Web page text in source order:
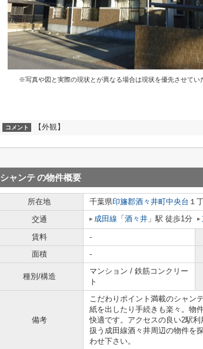
※写真や図と実際の現状とが異なる場合は現状を優先させてい
コメント 【外観】
シャンテの物件概要
所在地 千葉県印旛郡酒々井町中央台 １
交通
成田線 「 酒々井 」駅 徒歩1分
賃料 -
面積
-
種別/構造
マンション / 鉄筋コンクリー
ト
備考
こだわりポイント満載のシャン
紙を出したり手続きも楽々。物
快適です。アクセスの良い2駅
扱う成田線酒々井周辺の物件を
わせ下さい。